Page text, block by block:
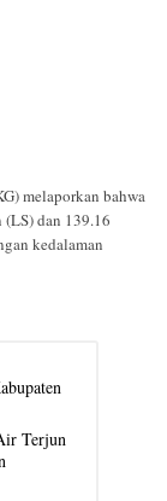
melaporkan bahwa
dan 139.16
kedalaman
Terjun